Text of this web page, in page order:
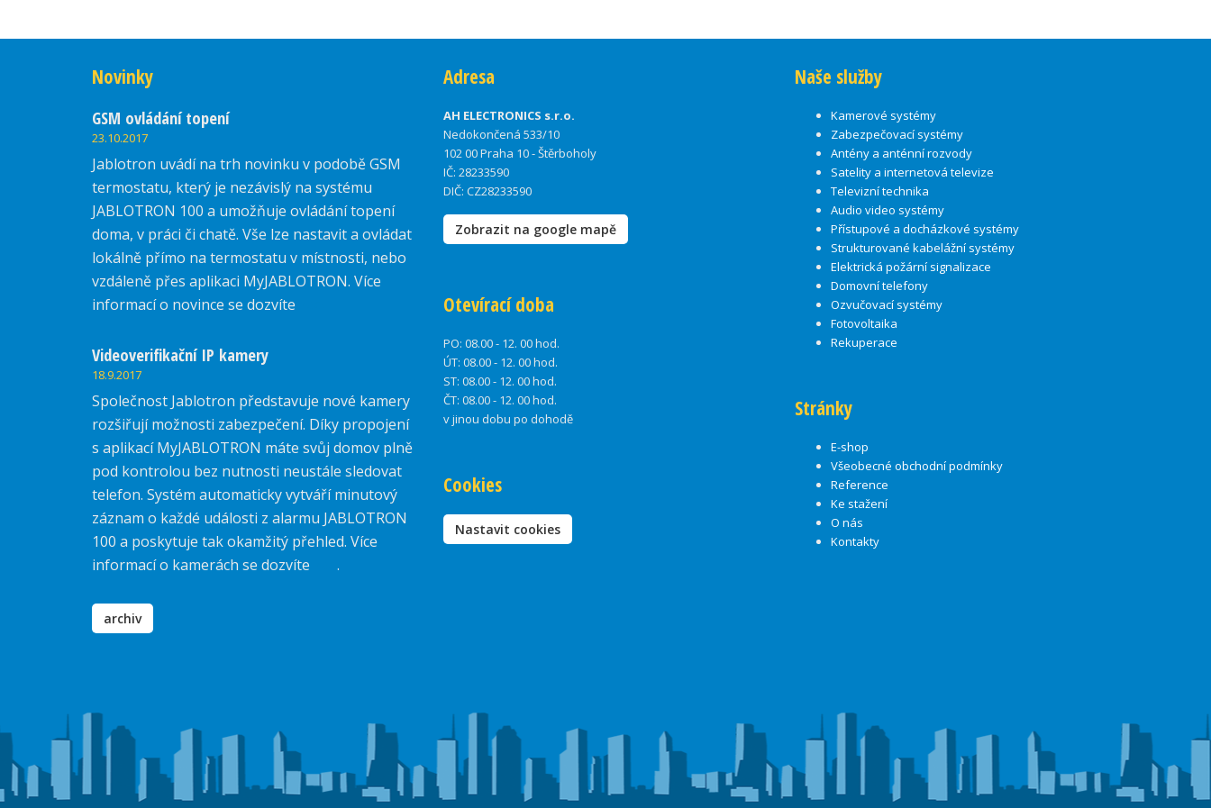
Novinky
GSM ovládání topení
23.10.2017
Jablotron uvádí na trh novinku v podobě GSM
termostatu, který je nezávislý na systému
JABLOTRON 100 a umožňuje ovládání topení
doma, v práci či chatě. Vše lze nastavit a ovládat
lokálně přímo na termostatu v místnosti, nebo
vzdáleně přes aplikaci MyJABLOTRON. Více
informací o novince se dozvíte
Videoverifikační IP kamery
18.9.2017
Společnost Jablotron představuje nové kamery
rozšiřují možnosti zabezpečení. Díky propojení
s aplikací MyJABLOTRON máte svůj domov plně
pod kontrolou bez nutnosti neustále sledovat
telefon. Systém automaticky vytváří minutový
záznam o každé události z alarmu JABLOTRON
100 a poskytuje tak okamžitý přehled. Více
informací o kamerách se dozvíte
.
archiv
Adresa
AH ELECTRONICS s.r.o.
Nedokončená 533/10
102 00 Praha 10 - Štěrboholy
IČ: 28233590
DIČ: CZ28233590
Zobrazit na google mapě
Otevírací doba
PO: 08.00 - 12. 00 hod.
ÚT: 08.00 - 12. 00 hod.
ST: 08.00 - 12. 00 hod.
ČT: 08.00 - 12. 00 hod.
v jinou dobu po dohodě
Cookies
Nastavit cookies
Naše služby
Kamerové systémy
Zabezpečovací systémy
Antény a anténní rozvody
Satelity a internetová televize
Televizní technika
Audio video systémy
Přístupové a docházkové systémy
Strukturované kabelážní systémy
Elektrická požární signalizace
Domovní telefony
Ozvučovací systémy
Fotovoltaika
Rekuperace
Stránky
E-shop
Všeobecné obchodní podmínky
Reference
Ke stažení
O nás
Kontakty